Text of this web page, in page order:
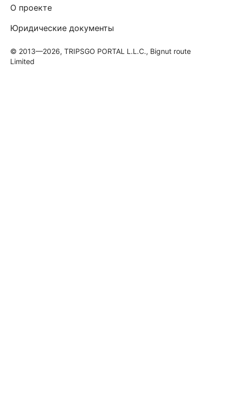
О проекте
Юридические документы
© 2013—2026, TRIPSGO PORTAL L.L.C., Bignut route
Limited